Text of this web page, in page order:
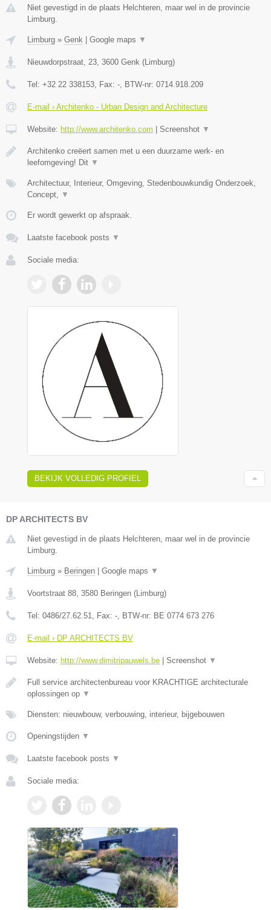
Niet gevestigd in de plaats Helchteren, maar wel in de provincie
Limburg.
Limburg » Genk Google maps ▼
Nieuwdorpstraat, 23, 3600 Genk (Limburg)
Tel: +32 22 338153, Fax: -, BTW-nr: 0714.918.209
E-mail › Architenko - Urban Design and Architecture
Website: http://www.architenko.com Screenshot ▼
Architenko creëert samen met u een duurzame werk- en
leefomgeving! Dit ▼
Architectuur, Interieur, Omgeving, Stedenbouwkundig Onderzoek,
Concept, ▼
Er wordt gewerkt op afspraak.
Laatste facebook posts ▼
Sociale media:
BEKIJK VOLLEDIG PROFIEL
DP ARCHITECTS BV
Niet gevestigd in de plaats Helchteren, maar wel in de provincie
Limburg.
Limburg » Beringen Google maps ▼
Voortstraat 88, 3580 Beringen (Limburg)
Tel: 0486/27.62.51, Fax: -, BTW-nr: BE 0774 673 276
E-mail › DP ARCHITECTS BV
Website: http://www.dimitripauwels.be Screenshot ▼
Full service architectenbureau voor KRACHTIGE architecturale
oplossingen op ▼
Diensten: nieuwbouw, verbouwing, interieur, bijgebouwen
Openingstijden ▼
Laatste facebook posts ▼
Sociale media: